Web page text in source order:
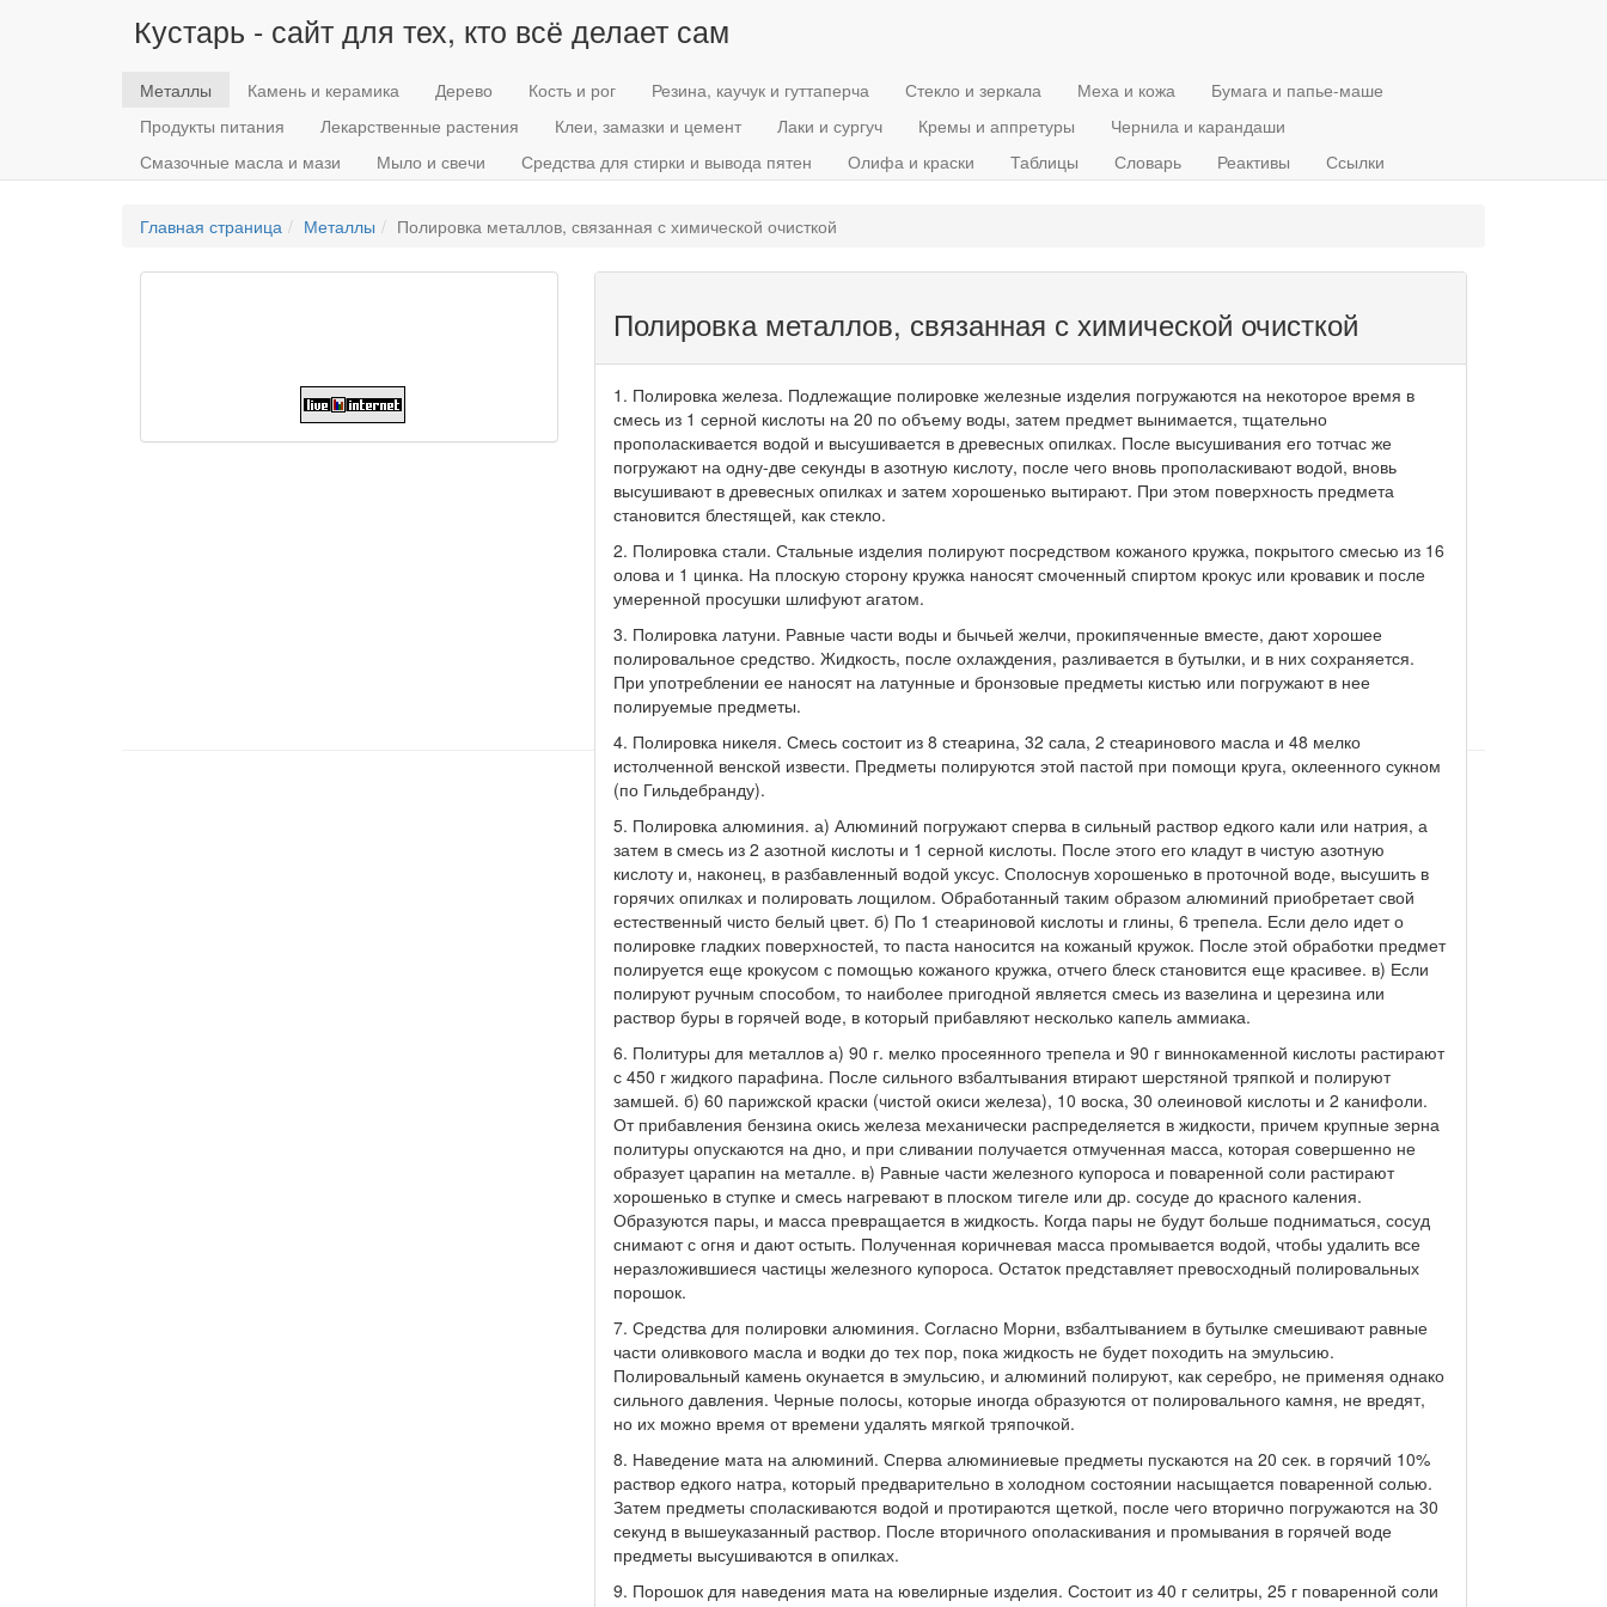
Кустарь - сайт для тех, кто всё делает сам
Металлы Камень и керамика Дерево Кость и рог Резина, каучук и гуттаперча Стекло и зеркала Меха и кожа
Бумага и папье-маше
Продукты питания
Лекарственные растения Клеи, замазки и цемент Лаки и сургуч Кремы и аппретуры
Чернила и карандаши
Смазочные масла и мази
Мыло и свечи Средства для стирки и вывода пятен Олифа и краски Таблицы Словарь Реактивы Ссылки
Главная страница Металлы Полировка металлов, связанная с химической очисткой
Полировка металлов, связанная с химической очисткой
1. Полировка железа. Подлежащие полировке железные изделия погружаются на некоторое время в
смесь из 1 серной кислоты на 20 по объему воды, затем предмет вынимается, тщательно
прополаскивается водой и высушивается в древесных опилках. После высушивания его тотчас же
погружают на одну-две секунды в азотную кислоту, после чего вновь прополаскивают водой, вновь
высушивают в древесных опилках и затем хорошенько вытирают. При этом поверхность предмета
становится блестящей, как стекло.
2. Полировка стали. Стальные изделия полируют посредством кожаного кружка, покрытого смесью из 16
олова и 1 цинка. На плоскую сторону кружка наносят смоченный спиртом крокус или кровавик и после
умеренной просушки шлифуют агатом.
3. Полировка латуни. Равные части воды и бычьей желчи, прокипяченные вместе, дают хорошее
полировальное средство. Жидкость, после охлаждения, разливается в бутылки, и в них сохраняется.
При употреблении ее наносят на латунные и бронзовые предметы кистью или погружают в нее
полируемые предметы.
4. Полировка никеля. Смесь состоит из 8 стеарина, 32 сала, 2 стеаринового масла и 48 мелко
истолченной венской извести. Предметы полируются этой пастой при помощи круга, оклеенного сукном
(по Гильдебранду).
5. Полировка алюминия. а) Алюминий погружают сперва в сильный раствор едкого кали или натрия, а
затем в смесь из 2 азотной кислоты и 1 серной кислоты. После этого его кладут в чистую азотную
кислоту и, наконец, в разбавленный водой уксус. Сполоснув хорошенько в проточной воде, высушить в
горячих опилках и полировать лощилом. Обработанный таким образом алюминий приобретает свой
естественный чисто белый цвет. б) По 1 стеариновой кислоты и глины, 6 трепела. Если дело идет о
полировке гладких поверхностей, то паста наносится на кожаный кружок. После этой обработки предмет
полируется еще крокусом с помощью кожаного кружка, отчего блеск становится еще красивее. в) Если
полируют ручным способом, то наиболее пригодной является смесь из вазелина и церезина или
раствор буры в горячей воде, в который прибавляют несколько капель аммиака.
6. Политуры для металлов а) 90 г. мелко просеянного трепела и 90 г виннокаменной кислоты растирают
с 450 г жидкого парафина. После сильного взбалтывания втирают шерстяной тряпкой и полируют
замшей. б) 60 парижской краски (чистой окиси железа), 10 воска, 30 олеиновой кислоты и 2 канифоли.
От прибавления бензина окись железа механически распределяется в жидкости, причем крупные зерна
политуры опускаются на дно, и при сливании получается отмученная масса, которая совершенно не
образует царапин на металле. в) Равные части железного купороса и поваренной соли растирают
хорошенько в ступке и смесь нагревают в плоском тигеле или др. сосуде до красного каления.
Образуются пары, и масса превращается в жидкость. Когда пары не будут больше подниматься, сосуд
снимают с огня и дают остыть. Полученная коричневая масса промывается водой, чтобы удалить все
неразложившиеся частицы железного купороса. Остаток представляет превосходный полировальных
порошок.
7. Средства для полировки алюминия. Согласно Морни, взбалтыванием в бутылке смешивают равные
части оливкового масла и водки до тех пор, пока жидкость не будет походить на эмульсию.
Полировальный камень окунается в эмульсию, и алюминий полируют, как серебро, не применяя однако
сильного давления. Черные полосы, которые иногда образуются от полировального камня, не вредят,
но их можно время от времени удалять мягкой тряпочкой.
8. Наведение мата на алюминий. Сперва алюминиевые предметы пускаются на 20 сек. в горячий 10%
раствор едкого натра, который предварительно в холодном состоянии насыщается поваренной солью.
Затем предметы споласкиваются водой и протираются щеткой, после чего вторично погружаются на 30
секунд в вышеуказанный раствор. После вторичного ополаскивания и промывания в горячей воде
предметы высушиваются в опилках.
9. Порошок для наведения мата на ювелирные изделия. Состоит из 40 г селитры, 25 г поваренной соли